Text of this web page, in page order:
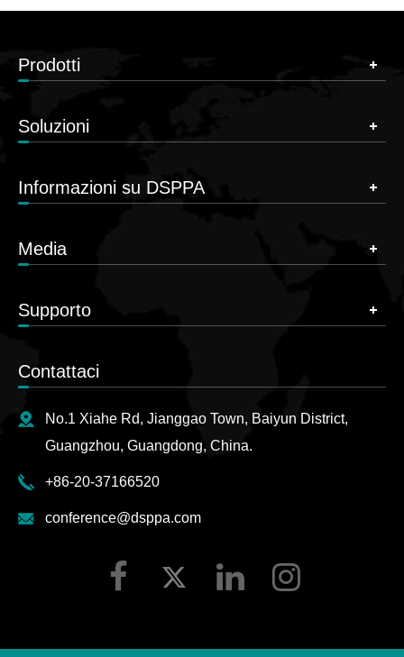
Prodotti
Soluzioni
Informazioni su DSPPA
Media
Supporto
Contattaci
No.1 Xiahe Rd, Jianggao Town, Baiyun District,
Guangzhou, Guangdong, China.
+86-20-37166520
conference@dsppa.com